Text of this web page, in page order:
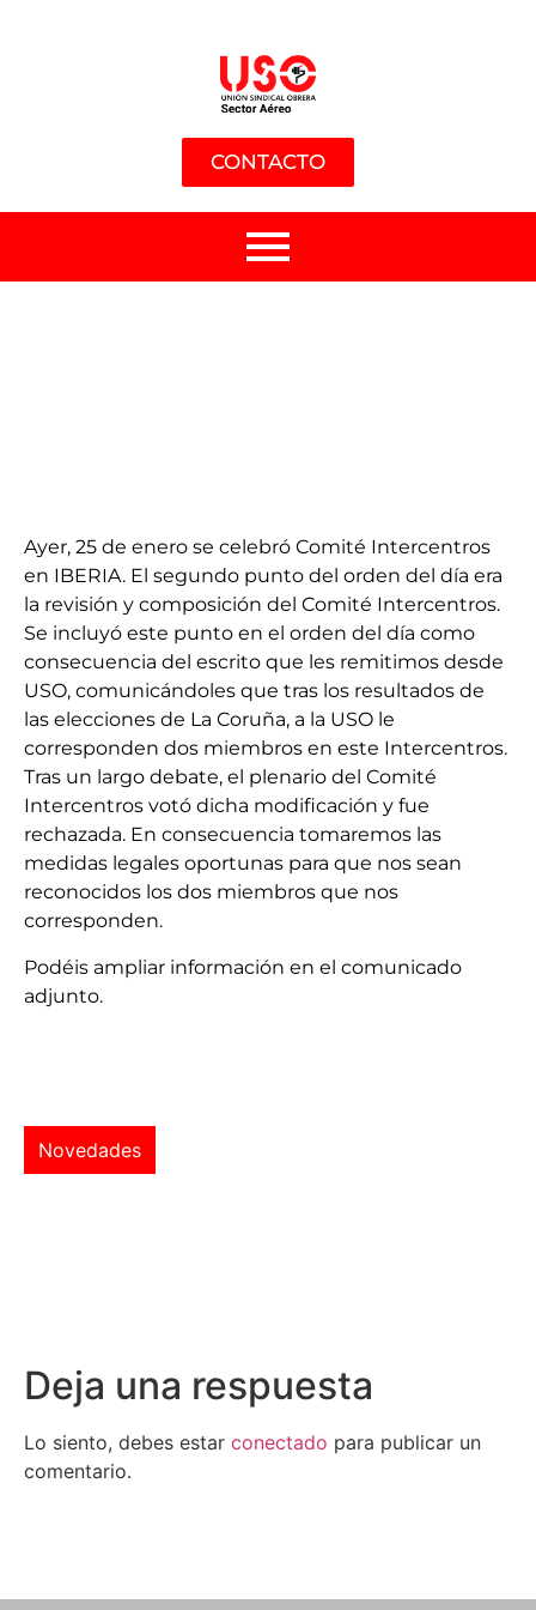
CONTACTO
Ayer, 25 de enero se celebró Comité Intercentros
en IBERIA. El segundo punto del orden del día era
la revisión y composición del Comité Intercentros.
Se incluyó este punto en el orden del día como
consecuencia del escrito que les remitimos desde
USO, comunicándoles que tras los resultados de
las elecciones de La Coruña, a la USO le
corresponden dos miembros en este Intercentros.
Tras un largo debate, el plenario del Comité
Intercentros votó dicha modificación y fue
rechazada. En consecuencia tomaremos las
medidas legales oportunas para que nos sean
reconocidos los dos miembros que nos
corresponden.
Podéis ampliar información en el comunicado
adjunto.
Novedades
Deja una respuesta
Lo siento, debes estar conectado para publicar un
comentario.